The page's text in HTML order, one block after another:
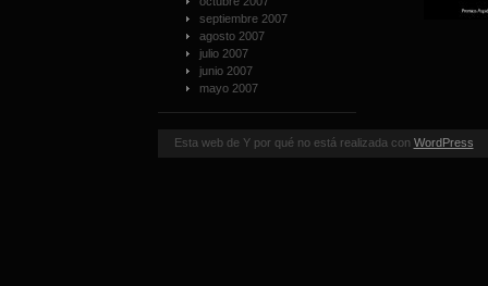
septiembre 2007
agosto 2007
julio 2007
junio 2007
mayo 2007
Esta web de Y por qué no está realizada con WordPress